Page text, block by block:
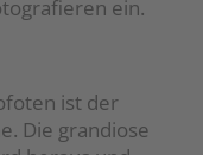
ein.
ist der
Die grandiose